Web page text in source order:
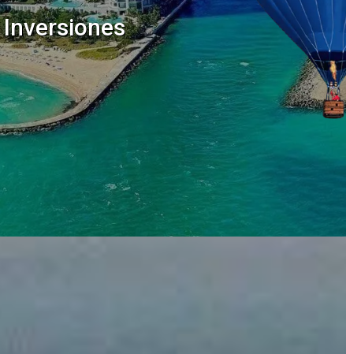
Inversiones